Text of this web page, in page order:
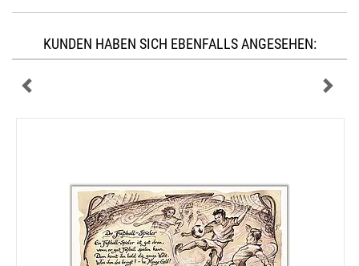
KUNDEN HABEN SICH EBENFALLS ANGESEHEN: